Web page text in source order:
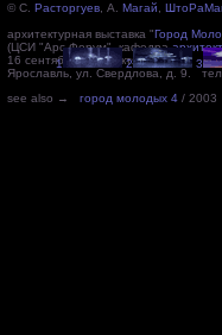
1 2 3
© С. Расторгуев , А. Магай
архитектурная выставка "Город
(ЦСИ "Арс-Форум", кафедра
16 сентября — 16 октября 2004
Ярославль, ул. Свердлова, д. 9.
see also → город молодых 4 / 2003